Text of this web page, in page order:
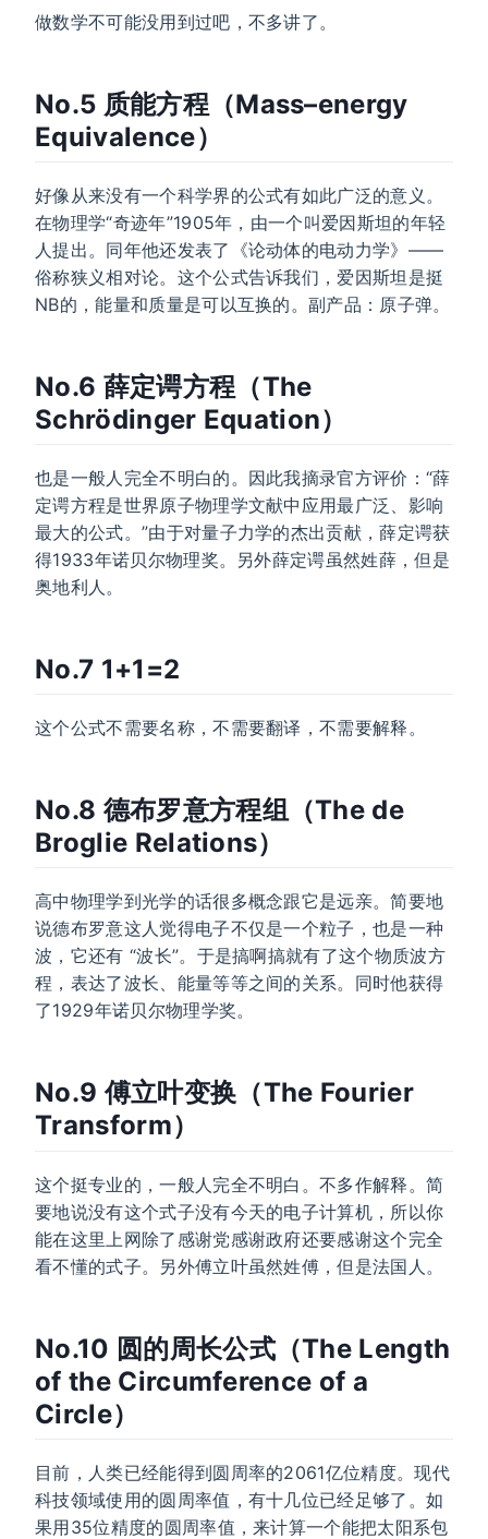
做数学不可能没用到过吧，不多讲了。
No.5 质能方程（Mass–energy
Equivalence）
好像从来没有一个科学界的公式有如此广泛的意义。
在物理学“奇迹年”1905年，由一个叫爱因斯坦的年轻
人提出。同年他还发表了《论动体的电动力学》——
俗称狭义相对论。这个公式告诉我们，爱因斯坦是挺
NB的，能量和质量是可以互换的。副产品：原子弹。
No.6 薛定谔方程（The
Schrödinger Equation）
也是一般人完全不明白的。因此我摘录官方评价：“薛
定谔方程是世界原子物理学文献中应用最广泛、影响
最大的公式。”由于对量子力学的杰出贡献，薛定谔获
得1933年诺贝尔物理奖。另外薛定谔虽然姓薛，但是
奥地利人。
No.7 1+1=2
这个公式不需要名称，不需要翻译，不需要解释。
No.8 德布罗意方程组（The de
Broglie Relations）
高中物理学到光学的话很多概念跟它是远亲。简要地
说德布罗意这人觉得电子不仅是一个粒子，也是一种
波，它还有 “波长”。于是搞啊搞就有了这个物质波方
程，表达了波长、能量等等之间的关系。同时他获得
了1929年诺贝尔物理学奖。
No.9 傅立叶变换（The Fourier
Transform）
这个挺专业的，一般人完全不明白。不多作解释。简
要地说没有这个式子没有今天的电子计算机，所以你
能在这里上网除了感谢党感谢政府还要感谢这个完全
看不懂的式子。另外傅立叶虽然姓傅，但是法国人。
No.10 圆的周长公式（The Length
of the Circumference of a
Circle）
目前，人类已经能得到圆周率的2061亿位精度。现代
科技领域使用的圆周率值，有十几位已经足够了。如
果用35位精度的圆周率值，来计算一个能把太阳系包